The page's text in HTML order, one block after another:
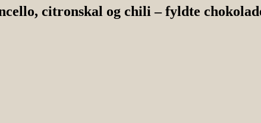
citronskal og chili – fyldte